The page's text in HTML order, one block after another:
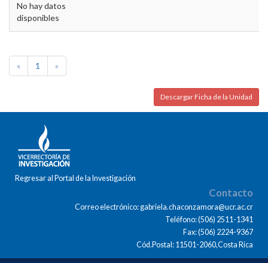
No hay datos
disponibles
« 1 »
Descargar Ficha de la Unidad
Regresar al Portal de la Investigación
Contacto
Correo electrónico: gabriela.chaconzamora@ucr.ac.cr
Teléfono: (506) 2511-1341
Fax: (506) 2224-9367
Cód.Postal: 11501-2060,Costa Rica